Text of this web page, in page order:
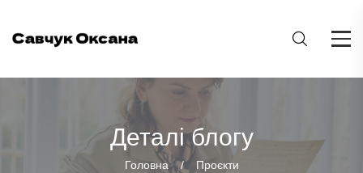
Деталі блогу
Головна
Проєкти